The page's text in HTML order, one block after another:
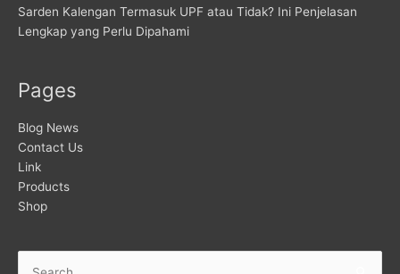
Sarden Kalengan Termasuk UPF atau Tidak? Ini Penjelasan
Lengkap yang Perlu Dipahami
Pages
Blog News
Contact Us
Link
Products
Shop